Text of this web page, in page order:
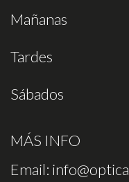
Mañanas
Tardes
Sábados
MÁS INFO
Email: